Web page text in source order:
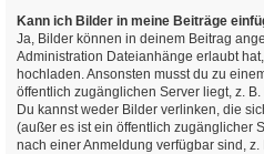
Kann ich Bilder in meine Beiträge
Ja, Bilder können in deinem Beitrag
Administration Dateianhänge erlaubt
hochladen. Ansonsten musst du zu
öffentlich zugänglichen Server liegt, z.
Du kannst weder Bilder verlinken, die
(außer es ist ein öffentlich zugänglicher
nach einer Anmeldung verfügbar sind,